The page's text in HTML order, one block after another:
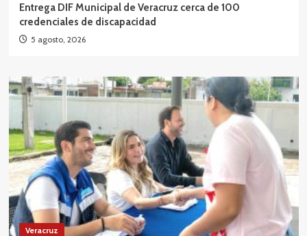
Entrega DIF Municipal de Veracruz cerca de 100
credenciales de discapacidad
5 agosto, 2026
Veracruz